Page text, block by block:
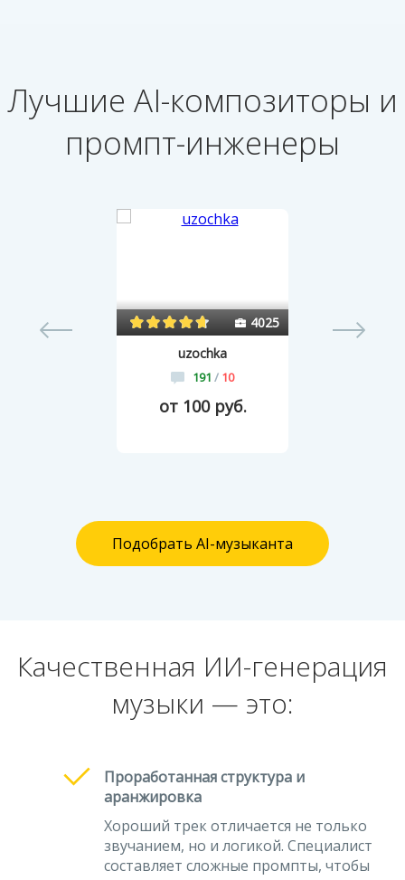
Лучшие AI-композиторы и
промпт-инженеры
4025
uzochka
191 / 10
от 100 руб.
Подобрать AI-музыканта
Качественная ИИ-генерация
музыки — это:
Проработанная структура и
аранжировка
Хороший трек отличается не только
звучанием, но и логикой. Специалист
составляет сложные промпты, чтобы